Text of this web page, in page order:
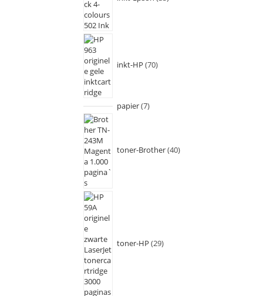
inkt-HP 70
papier 7
toner-Brother 40
toner-HP 29